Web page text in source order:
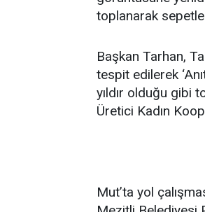
toplanarak
Başkan Tarhan,
tespit edilerek
yıldır olduğu gibi
Üretici Kadın
Mut’ta yol